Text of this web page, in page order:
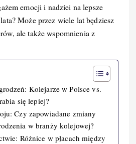
emocji i nadziei na lepsze
Może przez wiele lat będziesz
ale także wspomnienia z
Kolejarze w Polsce vs.
się lepiej?
Czy zapowiadane zmiany
w branży kolejowej?
Różnice w płacach między